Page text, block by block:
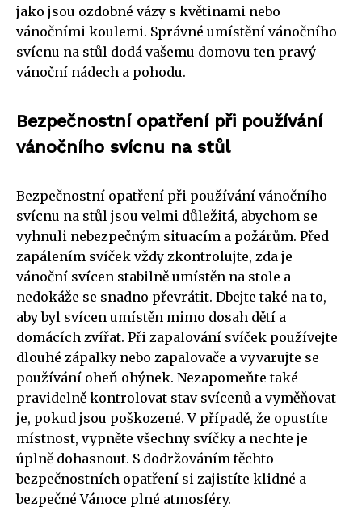
jako jsou ozdobné vázy s květinami nebo
vánočními koulemi. Správné umístění vánočního
svícnu na stůl dodá vašemu domovu ten pravý
vánoční nádech a pohodu.
Bezpečnostní opatření při používání
vánočního svícnu na stůl
Bezpečnostní opatření při používání vánočního
svícnu na stůl jsou velmi důležitá, abychom se
vyhnuli nebezpečným situacím a požárům. Před
zapálením svíček vždy zkontrolujte, zda je
vánoční svícen stabilně umístěn na stole a
nedokáže se snadno převrátit. Dbejte také na to,
aby byl svícen umístěn mimo dosah dětí a
domácích zvířat. Při zapalování svíček používejte
dlouhé zápalky nebo zapalovače a vyvarujte se
používání oheň ohýnek. Nezapomeňte také
pravidelně kontrolovat stav svícenů a vyměňovat
je, pokud jsou poškozené. V případě, že opustíte
místnost, vypněte všechny svíčky a nechte je
úplně dohasnout. S dodržováním těchto
bezpečnostních opatření si zajistíte klidné a
bezpečné Vánoce plné atmosféry.